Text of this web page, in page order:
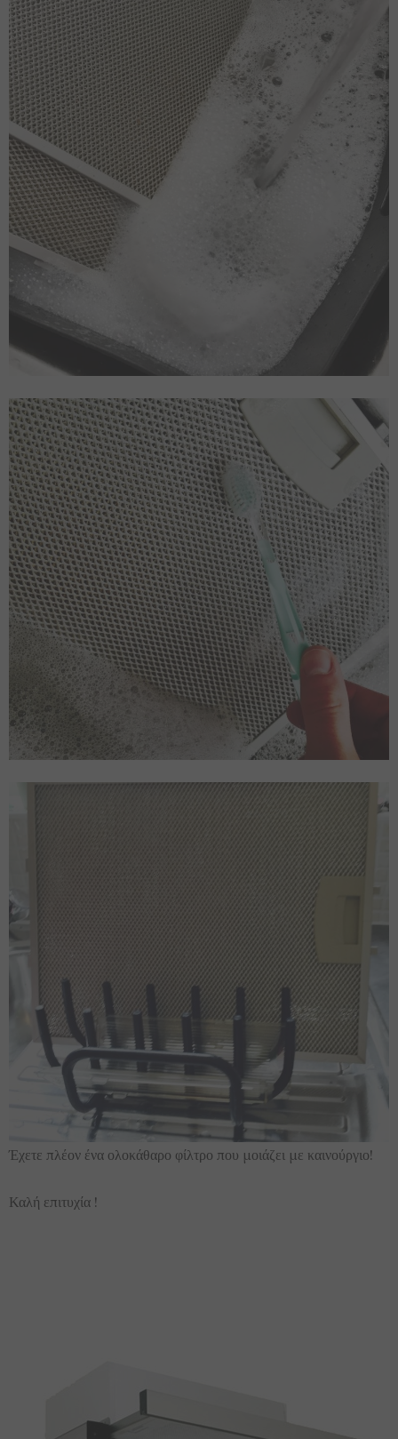
Έχετε πλέον ένα ολοκάθαρο φίλτρο που μοιάζει με καινούργιο!
Καλή επιτυχία !